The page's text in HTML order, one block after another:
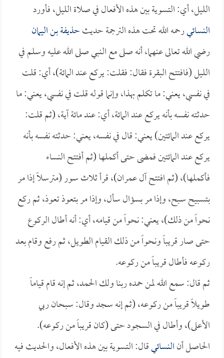
الليل، أي: التسوية بين هذه الأفعال في صلاة الليل، فأورد
النسائيرحمه الله تحت هذه الترجمة حديثحذيفة بن اليمان
رضي الله تعالى عنهما، أنه صلى مع النبي صلى الله عليه وسلم في
الليل (فافتتح البقرة فقال: فقلت: يركع عند المائة)، أي: قلت
في نفسي، يعني: ما تكلم بهذا، وإنما قوله قلت في نفسي، يعني: ما
حدثته نفسه بأنه يركع عند المائة، أي: عند مائة آية، (ثم قلت:
يركع عند المائتين) يعني: قال في نفسه، يعني: حدثته نفسه بأنه
يركع عند المائتين فمضى حتى أكملها (ثم أفتتح النساء
فأكملها)، (ثم افتتح آل عمران)، قرأ ثلاث سور (مترسلاً إذا مر
بتسبيح سبح، وإذا مر بسؤال سأل، وإذا مر بتعوذ تعوذ، ثم ركع
نحواً من ذلك)، يعني: نحواً من قيامه، أي: أنه أطال الركوع
حتى صار قريباً ونحواً من ذلك القيام الطويل، ثم رفع وقام بعد
ركوعه فأطال قريباً من ركوعه.
ثم قال: سمع الله لمن حمده ربنا ولك الحمد، ثم إنه قام قياماً
طويلاً قريباً من ركوعه، (ثم إنه سجد وقال: سبحان ربي
الأعلى)، وأطال في السجود حتى (كان قريباً من ركوعه).
الحاصل أنالنسائيقال: التسوية بين هذه الأفعال، والحديث فيه